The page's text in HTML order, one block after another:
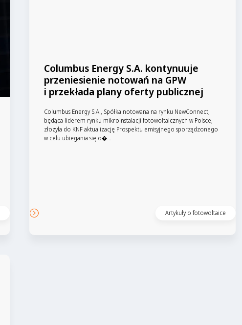
Columbus Energy S.A. kontynuuje
przeniesienie notowań na GPW
i przekłada plany oferty publicznej
Columbus Energy S.A., Spółka notowana na rynku NewConnect,
będąca liderem rynku mikroinstalacji fotowoltaicznych w Polsce,
złożyła do KNF aktualizację Prospektu emisyjnego sporządzonego
w celu ubiegania się o�...
Czytaj artykuł Artykuły o fotowoltaice